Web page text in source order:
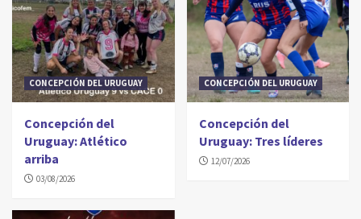
CONCEPCIÓN DEL URUGUAY
Concepción del
Uruguay: Atlético
arriba
03/08/2026
CONCEPCIÓN DEL URUGUAY
Concepción del
Uruguay: Tres líderes
12/07/2026